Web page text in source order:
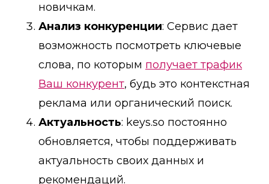
новичкам.
Анализ конкуренции: Сервис дает
возможность посмотреть ключевые
слова, по которым получает трафик
Ваш конкурент, будь это контекстная
реклама или органический поиск.
Актуальность: keys.so постоянно
обновляется, чтобы поддерживать
актуальность своих данных и
рекомендаций.